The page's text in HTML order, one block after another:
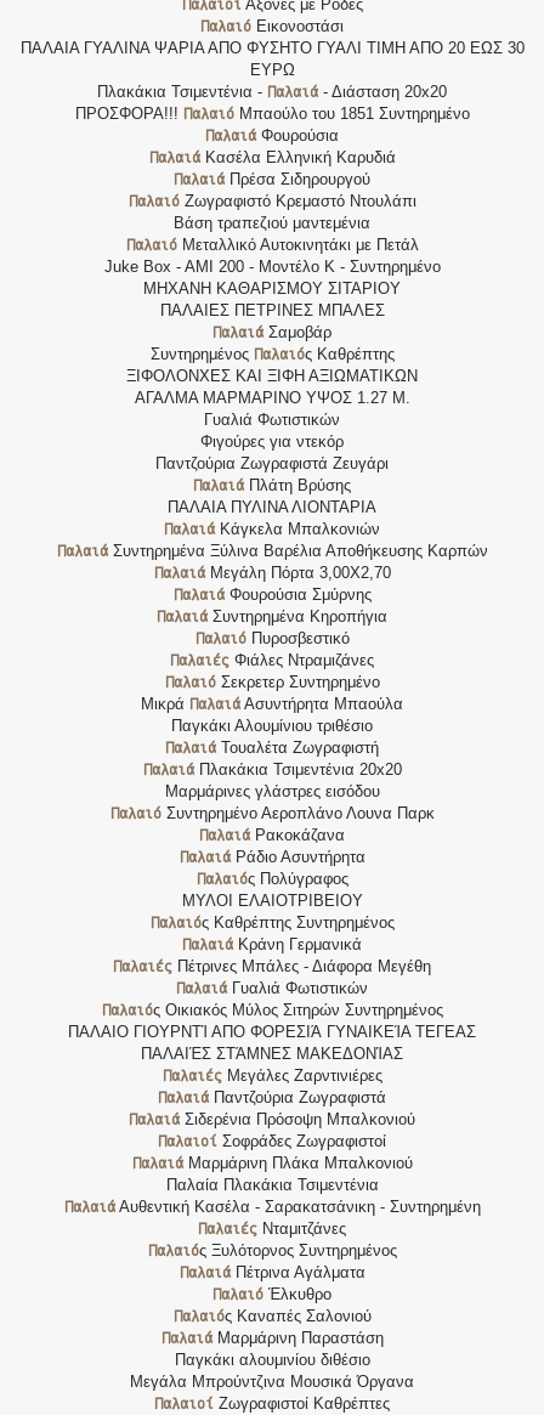
Άξονες με Ρόδες
Παλαιό Εικονοστάσι
ΠΑΛΑΙΑ ΓΥΑΛΙΝΑ ΨΑΡΙΑ ΑΠΟ ΦΥΣΗΤΟ ΓΥΑΛΙ ΤΙΜΗ ΑΠΟ 20 ΕΩΣ 30
ΕΥΡΩ
Πλακάκια Τσιμεντένια - Παλαιά - Διάσταση 20x20
ΠΡΟΣΦΟΡΑ!!! ΠαλαιόΜπαούλο του 1851 Συντηρημένο
Παλαιά Φουρούσια
ΠαλαιάΚασέλα Ελληνική Καρυδιά
Παλαιά Πρέσα Σιδηρουργού
ΠαλαιόΖωγραφιστό Κρεμαστό Ντουλάπι
Βάση τραπεζιού μαντεμένια
ΠαλαιόΜεταλλικό Αυτοκινητάκι με Πετάλ
Juke Box - AMI 200 - Μοντέλο K - Συντηρημένο
ΜΗΧΑΝΗ ΚΑΘΑΡΙΣΜΟΥ ΣΙΤΑΡΙΟΥ
ΠΑΛΑΙΕΣ ΠΕΤΡΙΝΕΣ ΜΠΑΛΕΣ
Παλαιά Σαμοβάρ
Συντηρημένος Παλαιός Καθρέπτης
ΞΙΦΟΛΟΝΧΕΣ ΚΑΙ ΞΙΦΗ ΑΞΙΩΜΑΤΙΚΩΝ
ΑΓΑΛΜΑ ΜΑΡΜΑΡΙΝΟ ΥΨΟΣ 1.27 Μ.
Γυαλιά Φωτιστικών
Φιγούρες για ντεκόρ
Παντζούρια Ζωγραφιστά Ζευγάρι
Παλαιά Πλάτη Βρύσης
ΠΑΛΑΙΑ ΠΥΛΙΝΑ ΛΙΟΝΤΑΡΙΑ
Παλαιά Κάγκελα Μπαλκονιών
ΠαλαιάΣυντηρημένα Ξύλινα Βαρέλια Αποθήκευσης Καρπών
ΠαλαιάΜεγάλη Πόρτα 3,00Χ2,70
ΠαλαιάΦουρούσια Σμύρνης
Παλαιά Συντηρημένα Κηροπήγια
ΠαλαιόΠυροσβεστικό
Παλαιές Φιάλες Ντραμιζάνες
ΠαλαιόΣεκρετερ Συντηρημένο
Μικρά Παλαιά Ασυντήρητα Μπαούλα
Παγκάκι Αλουμίνιου τριθέσιο
Παλαιά Τουαλέτα Ζωγραφιστή
ΠαλαιάΠλακάκια Τσιμεντένια 20x20
Μαρμάρινες γλάστρες εισόδου
ΠαλαιόΣυντηρημένο Αεροπλάνο Λουνα Παρκ
Παλαιά Ρακοκάζανα
ΠαλαιάΡάδιο Ασυντήρητα
Παλαιός Πολύγραφος
ΜΥΛΟΙ ΕΛΑΙΟΤΡΙΒΕΙΟΥ
Παλαιός Καθρέπτης Συντηρημένος
Παλαιά Κράνη Γερμανικά
Παλαιές Πέτρινες Μπάλες - Διάφορα Μεγέθη
Παλαιά Γυαλιά Φωτιστικών
Παλαιός Οικιακός Μύλος Σιτηρών Συντηρημένος
ΠΑΛΑΙΟ ΓΙΟΥΡΝΤΊ ΑΠΟ ΦΟΡΕΣΙΆ ΓΥΝΑΙΚΕΊΑ ΤΕΓΕΑΣ
ΠΑΛΑΙΈΣ ΣΤΆΜΝΕΣ ΜΑΚΕΔΟΝΊΑΣ
ΠαλαιέςΜεγάλες Ζαρντινιέρες
Παλαιά Παντζούρια Ζωγραφιστά
Παλαιά Σιδερένια Πρόσοψη Μπαλκονιού
Παλαιοί Σοφράδες Ζωγραφιστοί
ΠαλαιάΜαρμάρινη Πλάκα Μπαλκονιού
Παλαία Πλακάκια Τσιμεντένια
ΠαλαιάΑυθεντική Κασέλα - Σαρακατσάνικη - Συντηρημένη
Παλαιές Νταμιτζάνες
Παλαιός Ξυλότορνος Συντηρημένος
ΠαλαιάΠέτρινα Αγάλματα
Παλαιό Έλκυθρο
Παλαιός Καναπές Σαλονιού
ΠαλαιάΜαρμάρινη Παραστάση
Παγκάκι αλουμινίου διθέσιο
Μεγάλα Μπρούντζινα Μουσικά Όργανα
Παλαιοί Ζωγραφιστοί Καθρέπτες